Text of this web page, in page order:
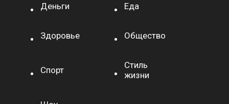
Деньги Еда
Здоровье Общество
Спорт
Стиль
жизни